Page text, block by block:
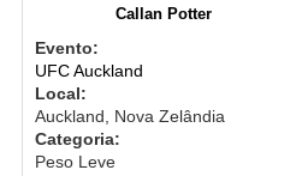
Callan Potter
Evento:
UFC Auckland
Local:
Auckland, Nova Zelândia
Categoria:
Peso Leve